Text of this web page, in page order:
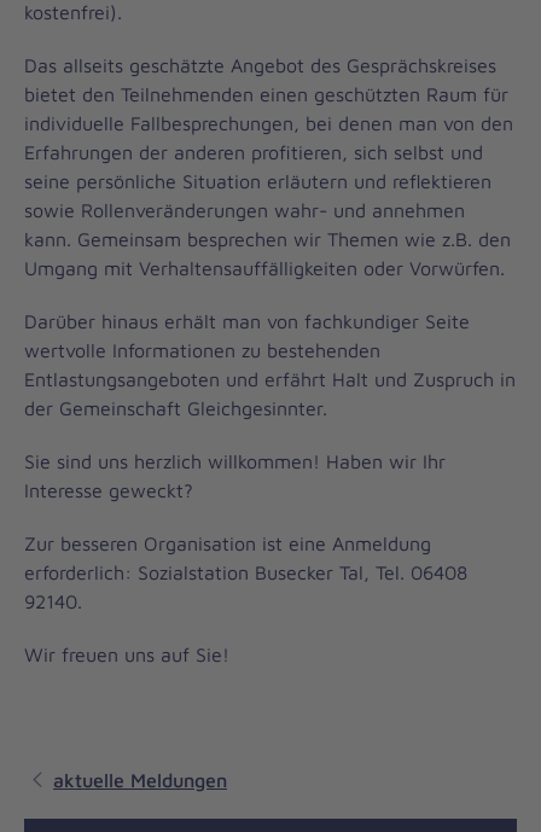
kostenfrei).
Das allseits geschätzte Angebot des Gesprächskreises
bietet den Teilnehmenden einen geschützten Raum für
individuelle Fallbesprechungen, bei denen man von den
Erfahrungen der anderen profitieren, sich selbst und
seine persönliche Situation erläutern und reflektieren
sowie Rollenveränderungen wahr- und annehmen
kann. Gemeinsam besprechen wir Themen wie z.B. den
Umgang mit Verhaltensauffälligkeiten oder Vorwürfen.
Darüber hinaus erhält man von fachkundiger Seite
wertvolle Informationen zu bestehenden
Entlastungsangeboten und erfährt Halt und Zuspruch in
der Gemeinschaft Gleichgesinnter.
Sie sind uns herzlich willkommen! Haben wir Ihr
Interesse geweckt?
Zur besseren Organisation ist eine Anmeldung
erforderlich: Sozialstation Busecker Tal, Tel. 06408
92140.
Wir freuen uns auf Sie!
aktuelle Meldungen